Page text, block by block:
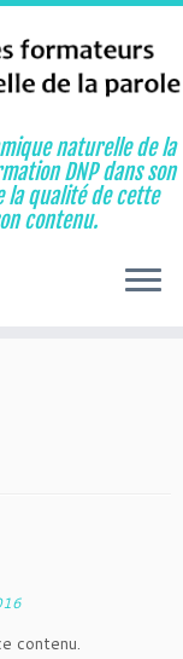
naturelle de la
DNP dans son
la qualité de cette
contenu.
contenu.